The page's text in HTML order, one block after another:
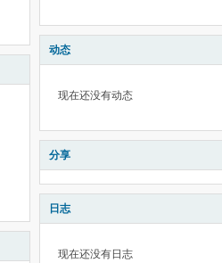
动态
现在还没有动态
分享
日志
现在还没有日志